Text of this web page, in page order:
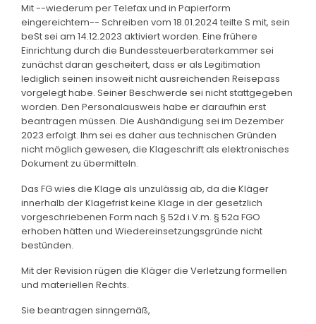
Mit --wiederum per Telefax und in Papierform
eingereichtem-- Schreiben vom 18.01.2024 teilte S mit, sein
beSt sei am 14.12.2023 aktiviert worden. Eine frühere
Einrichtung durch die Bundessteuerberaterkammer sei
zunächst daran gescheitert, dass er als Legitimation
lediglich seinen insoweit nicht ausreichenden Reisepass
vorgelegt habe. Seiner Beschwerde sei nicht stattgegeben
worden. Den Personalausweis habe er daraufhin erst
beantragen müssen. Die Aushändigung sei im Dezember
2023 erfolgt. Ihm sei es daher aus technischen Gründen
nicht möglich gewesen, die Klageschrift als elektronisches
Dokument zu übermitteln.
Das FG wies die Klage als unzulässig ab, da die Kläger
innerhalb der Klagefrist keine Klage in der gesetzlich
vorgeschriebenen Form nach § 52d i.V.m. § 52a FGO
erhoben hätten und Wiedereinsetzungsgründe nicht
bestünden.
Mit der Revision rügen die Kläger die Verletzung formellen
und materiellen Rechts.
Sie beantragen sinngemäß,